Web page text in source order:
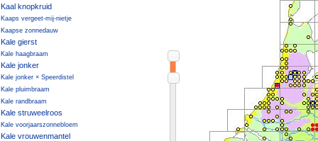
Kaal knopkruid
Kaaps vergeet-mij-nietje
Kaapse zonnedauw
Kale gierst
Kale haagbraam
Kale jonker
Kale jonker × Speerdistel
Kale pluimbraam
Kale randbraam
Kale struweelroos
Kale voorjaarszonnebloem
Kale vrouwenmantel